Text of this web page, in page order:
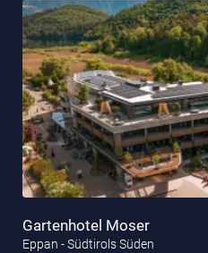
Gartenhotel Moser
Eppan - Südtirols Süden